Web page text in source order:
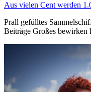
Aus vielen Cent werden
Prall gefülltes
Beiträge Großes bewirken